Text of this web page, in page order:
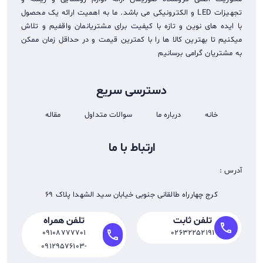
تجهيزات LED و الکترونیکی می باشد. ما به اهمیت ارائه یک محصول
با ایده های نوین و تازه با کیفیت برای مشتریانمان واقفیم و تلاش
میکنیم تا بهترین کالا ها را با کمترین قیمت و در حداقل زمان ممکن
به مشتریان گرامی برسانیم
ارتباط با ما
آدرس :
کرج چهارراه طالقانی جنوبی خیابان سید الشهدا پلاک 69
call تلفن ثابت
02632252191
call
تلفن همراه
09108777701
-09129576103
دسترسی سریع
خانه درباره ما سوالات متداول مقاله